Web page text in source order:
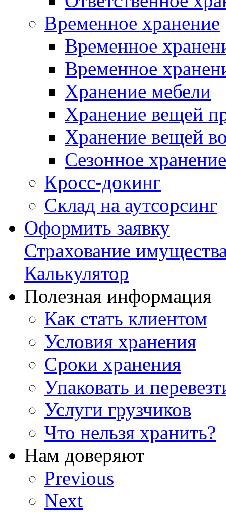
Временное хранение
Временное
Временное
Хранение мебели
Хранение вещей
Хранение вещей
Сезонное
Кросс-докинг
Склад на аутсорсинг
Оформить заявку
Страхование
Калькулятор
Полезная информация
Как стать клиентом
Условия хранения
Сроки хранения
Упаковать и
Услуги грузчиков
Что нельзя хранить?
Нам доверяют
Previous
Next